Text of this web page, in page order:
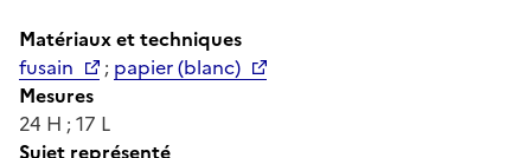
Matériaux et techniques
fusain
; papier (blanc)
Mesures
24 H ; 17 L
Sujet représenté